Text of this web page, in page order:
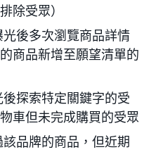
除受眾）
光後多次瀏覽商品詳情
商品新增至願望清單的
後探索特定關鍵字的受
車但未完成購買的受眾
該品牌的商品，但近期